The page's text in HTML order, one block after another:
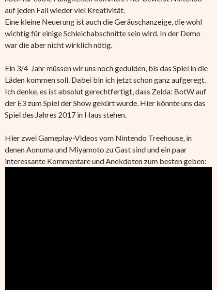
auf jeden Fall wieder viel Kreativität.
Eine kleine Neuerung ist auch die Geräuschanzeige, die wohl
wichtig für einige Schleichabschnitte sein wird. In der Demo
war die aber nicht wirklich nötig.
Ein 3/4-Jahr müssen wir uns noch gedulden, bis das Spiel in die
Läden kommen soll. Dabei bin ich jetzt schon ganz aufgeregt.
Ich denke, es ist absolut gerechtfertigt, dass Zelda: BotW auf
der E3 zum Spiel der Show gekürt wurde. Hier könnte uns das
Spiel des Jahres 2017 in Haus stehen.
Hier zwei Gameplay-Videos vom Nintendo Treehouse, in
denen Aonuma und Miyamoto zu Gast sind und ein paar
interessante Kommentare und Anekdoten zum besten geben: